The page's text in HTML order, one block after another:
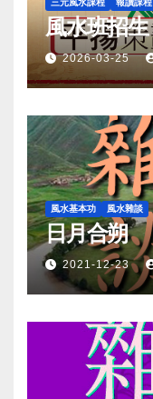
三元風水課程 報讀課程
風水班招生
2026-03-25
風水基本功 風水雜談
日月合朔
2021-12-23